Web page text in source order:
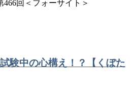
回＜フォーサイト＞
試験中の心構え！？【くぼた